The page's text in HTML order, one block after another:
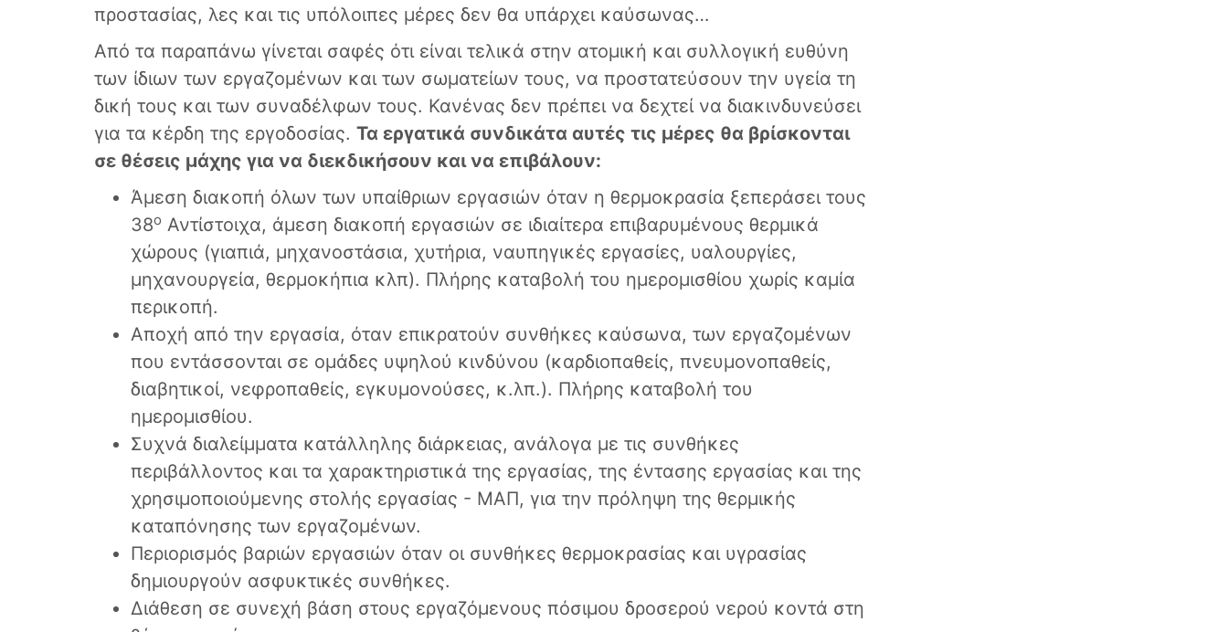
προστασίας, λες και τις υπόλοιπες μέρες δεν θα υπάρχει καύσωνας…
Από τα παραπάνω γίνεται σαφές ότι είναι τελικά στην ατομική και συλλογική ευθύνη
των ίδιων των εργαζομένων και των σωματείων τους, να προστατεύσουν την υγεία τη
δική τους και των συναδέλφων τους. Κανένας δεν πρέπει να δεχτεί να διακινδυνεύσει
για τα κέρδη της εργοδοσίας. Τα εργατικά συνδικάτα αυτές τις μέρες θα βρίσκονται
σε θέσεις μάχης για να διεκδικήσουν και να επιβάλουν:
Άμεση διακοπή όλων των υπαίθριων εργασιών όταν η θερμοκρασία ξεπεράσει τους
38ο Αντίστοιχα, άμεση διακοπή εργασιών σε ιδιαίτερα επιβαρυμένους θερμικά
χώρους (γιαπιά, μηχανοστάσια, χυτήρια, ναυπηγικές εργασίες, υαλουργίες,
μηχανουργεία, θερμοκήπια κλπ). Πλήρης καταβολή του ημερομισθίου χωρίς καμία
περικοπή.
Αποχή από την εργασία, όταν επικρατούν συνθήκες καύσωνα, των εργαζομένων
που εντάσσονται σε ομάδες υψηλού κινδύνου (καρδιοπαθείς, πνευμονοπαθείς,
διαβητικοί, νεφροπαθείς, εγκυμονούσες, κ.λπ.). Πλήρης καταβολή του
ημερομισθίου.
Συχνά διαλείμματα κατάλληλης διάρκειας, ανάλογα με τις συνθήκες
περιβάλλοντος και τα χαρακτηριστικά της εργασίας, της έντασης εργασίας και της
χρησιμοποιούμενης στολής εργασίας - ΜΑΠ, για την πρόληψη της θερμικής
καταπόνησης των εργαζομένων.
Περιορισμός βαριών εργασιών όταν οι συνθήκες θερμοκρασίας και υγρασίας
δημιουργούν ασφυκτικές συνθήκες.
Διάθεση σε συνεχή βάση στους εργαζόμενους πόσιμου δροσερού νερού κοντά στη